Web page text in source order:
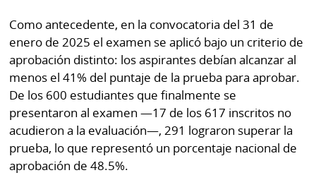
Como antecedente, en la convocatoria del 31 de
enero de 2025 el examen se aplicó bajo un criterio de
aprobación distinto: los aspirantes debían alcanzar al
menos el 41% del puntaje de la prueba para aprobar.
De los 600 estudiantes que finalmente se
presentaron al examen —17 de los 617 inscritos no
acudieron a la evaluación—, 291 lograron superar la
prueba, lo que representó un porcentaje nacional de
aprobación de 48.5%.